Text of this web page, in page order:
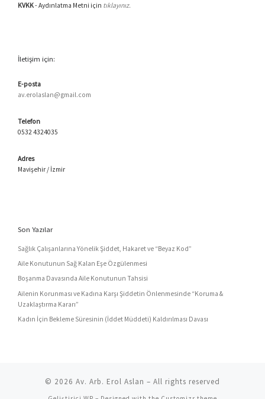
KVKK- Aydınlatma Metni için tıklayınız.
İletişim için:
E-posta
av.erolaslan@gmail.com
Telefon
0532 4324035
Adres
Mavişehir / İzmir
Son Yazılar
Sağlık Çalışanlarına Yönelik Şiddet, Hakaret ve “Beyaz Kod”
Aile Konutunun Sağ Kalan Eşe Özgülenmesi
Boşanma Davasında Aile Konutunun Tahsisi
Ailenin Korunması ve Kadına Karşı Şiddetin Önlenmesinde “Koruma &
Uzaklaştırma Kararı”
Kadın İçin Bekleme Süresinin (İddet Müddeti) Kaldırılması Davası
© 2026 Av. Arb. Erol Aslan – All rights reserved